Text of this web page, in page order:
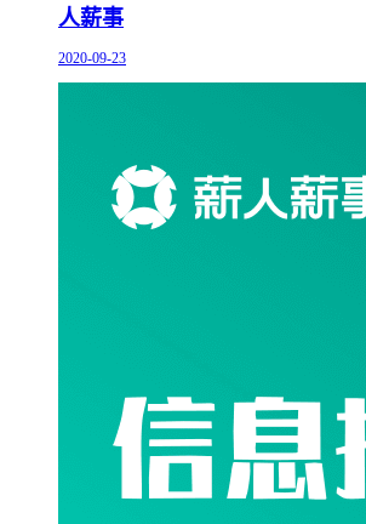
人薪事
2020-09-23